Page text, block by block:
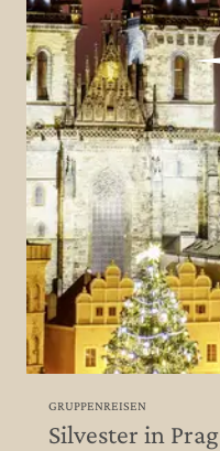
GRUPPENREISEN
Silvester in Prag